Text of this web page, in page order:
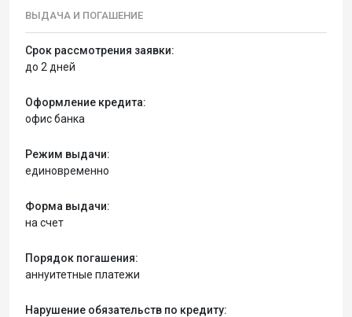
ВЫДАЧА И ПОГАШЕНИЕ
Срок рассмотрения заявки:
до 2 дней
Оформление кредита:
офис банка
Режим выдачи:
единовременно
Форма выдачи:
на счет
Порядок погашения:
аннуитетные платежи
Нарушение обязательств по кредиту: